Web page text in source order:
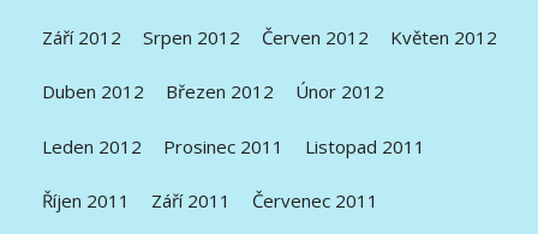
Září 2012 Srpen 2012 Červen 2012 Květen 2012
Duben 2012 Březen 2012 Únor 2012
Leden 2012 Prosinec 2011 Listopad 2011
Říjen 2011 Září 2011 Červenec 2011